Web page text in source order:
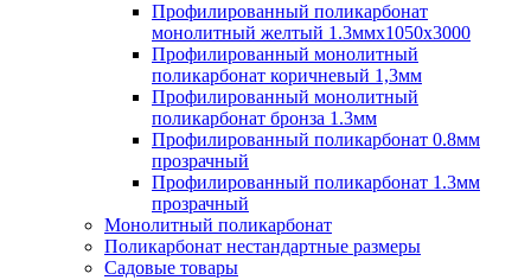
Профилированный поликарбонат
монолитный желтый 1.3ммх1050х3000
Профилированный монолитный
поликарбонат коричневый 1,3мм
Профилированный монолитный
поликарбонат бронза 1.3мм
Профилированный поликарбонат 0.8мм
прозрачный
Профилированный поликарбонат 1.3мм
прозрачный
Монолитный поликарбонат
Поликарбонат нестандартные размеры
Садовые товары